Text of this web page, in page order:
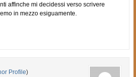
affinche mi decidessi verso scrivere
in mezzo esiguamente.
Profile)